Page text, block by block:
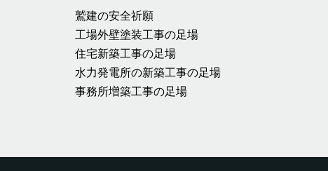
鷲建の安全祈願
工場外壁塗装工事の足場
住宅新築工事の足場
水力発電所の新築工事の足場
事務所増築工事の足場